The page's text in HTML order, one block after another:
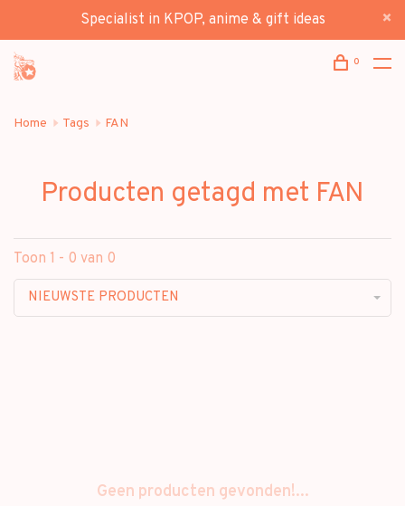
Specialist in KPOP, anime & gift ideas
0
Home Tags FAN
Producten getagd met FAN
Toon 1 - 0 van 0
NIEUWSTE PRODUCTEN
Geen producten gevonden!...